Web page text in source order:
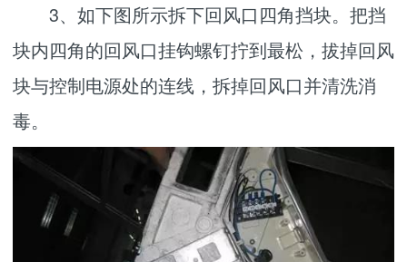
3、如下图所示拆下回风口四角挡块。把挡
块内四角的回风口挂钩螺钉拧到最松，拔掉回风
块与控制电源处的连线，拆掉回风口并清洗消
毒。